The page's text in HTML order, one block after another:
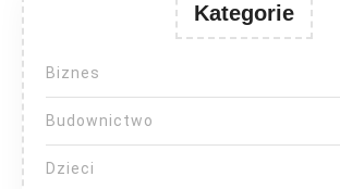
Kategorie
Biznes
Budownictwo
Dzieci